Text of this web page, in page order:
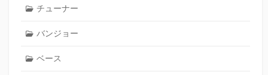
チューナー
バンジョー
ベース